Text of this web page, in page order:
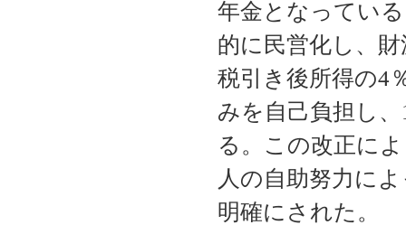
年金となってい
的に民営化し、
税引き後所得の4
みを自己負担し
る。この改正に
人の自助努力に
明確にされた。